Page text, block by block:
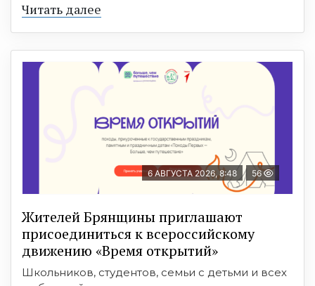
Читать далее
6 АВГУСТА 2026, 8:48 56
Жителей Брянщины приглашают
присоединиться к всероссийскому
движению «Время открытий»
Школьников, студентов, семьи с детьми и всех